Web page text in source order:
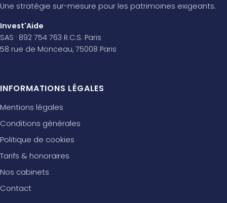
Une stratégie sur-mesure pour les patrimoines exigeants.
Invest'Aide
SAS · 892 754 763 R.C.S. Paris
58 rue de Monceau, 75008 Paris
INFORMATIONS LÉGALES
Mentions légales
Conditions générales
Politique de cookies
Tarifs & honoraires
Nos cabinets
Contact